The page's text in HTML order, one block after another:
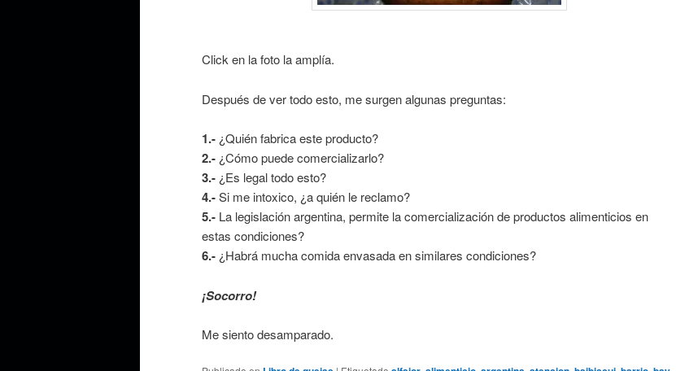
Click en la foto la amplía.
Después de ver todo esto, me surgen algunas preguntas:
1.- ¿Quién fabrica este producto?
2.- ¿Cómo puede comercializarlo?
3.- ¿Es legal todo esto?
4.-Si me intoxico, ¿a quién le reclamo?
5.- La legislación argentina, permite la comercialización de productos alimenticios en
estas condiciones?
6.- ¿Habrá mucha comida envasada en similares condiciones?
¡Socorro!
Me siento desamparado.